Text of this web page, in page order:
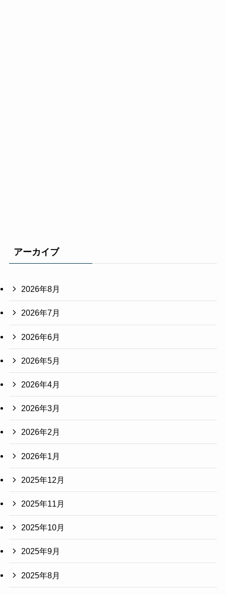
アーカイブ
2026年8月
2026年7月
2026年6月
2026年5月
2026年4月
2026年3月
2026年2月
2026年1月
2025年12月
2025年11月
2025年10月
2025年9月
2025年8月